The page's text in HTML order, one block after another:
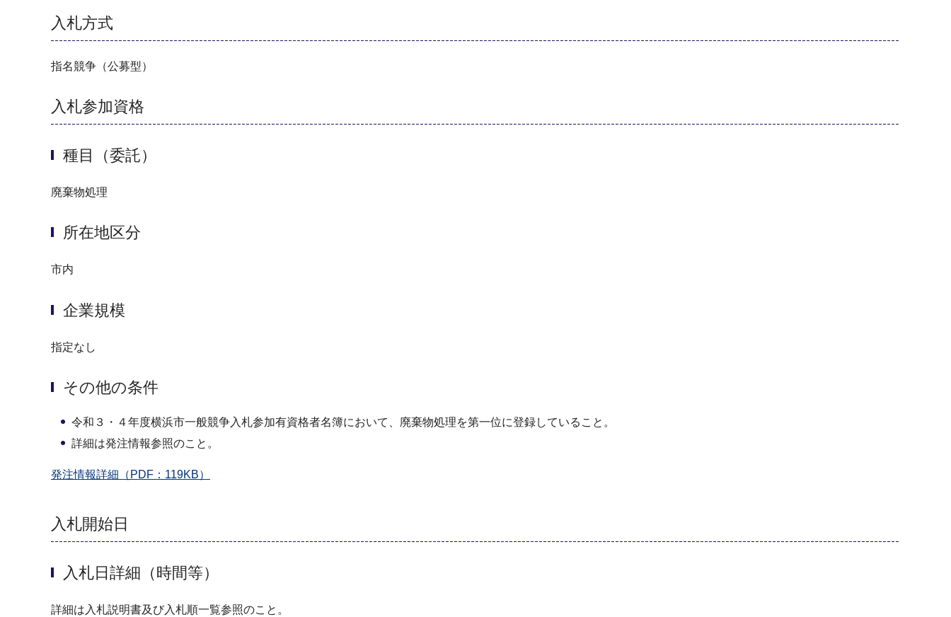
入札方式
指名競争（公募型）
入札参加資格
種目（委託）
廃棄物処理
所在地区分
市内
企業規模
指定なし
その他の条件
令和３・４年度横浜市一般競争入札参加有資格者名簿において、廃棄物処理を第一位に登録していること。
詳細は発注情報参照のこと。
発注情報詳細（PDF：119KB）
入札開始日
入札日詳細（時間等）
詳細は入札説明書及び入札順一覧参照のこと。